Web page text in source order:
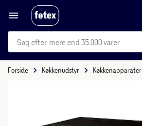
mere end 35.000 varer
Forside Køkkenudstyr Køkkenapparater